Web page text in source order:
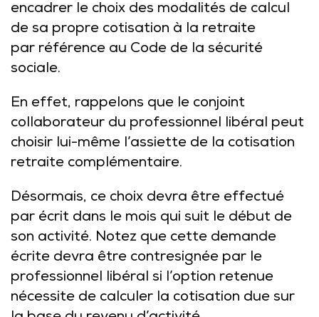
encadrer le choix des modalités de calcul
de sa propre cotisation à la retraite
par référence au Code de la sécurité
sociale.
En effet, rappelons que le conjoint
collaborateur du professionnel libéral peut
choisir lui-même l’assiette de la cotisation
retraite complémentaire.
Désormais, ce choix devra être effectué
par écrit dans le mois qui suit le début de
son activité. Notez que cette demande
écrite devra être contresignée par le
professionnel libéral si l’option retenue
nécessite de calculer la cotisation due sur